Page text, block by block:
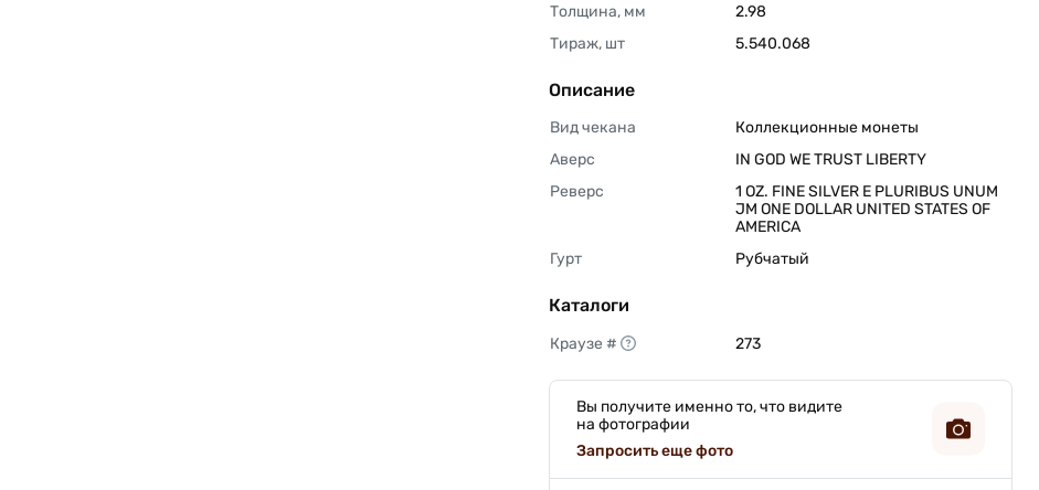
Толщина, мм
2.98
Тираж, шт
5.540.068
Описание
Вид чекана
Коллекционные монеты
Аверс
IN GOD WE TRUST LIBERTY
Реверс
1 OZ. FINE SILVER E PLURIBUS UNUM
JM ONE DOLLAR UNITED STATES OF
AMERICA
Гурт
Рубчатый
Каталоги
Краузе # 273
Вы получите именно то, что видите
на фотографии
Запросить еще фото